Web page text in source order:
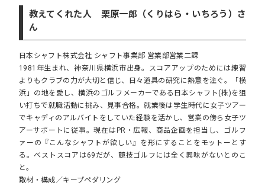
教えてくれた人 栗原一郎（くりはら・いちろう）さ
ん
日本シャフト株式会社 シャフト事業部 営業部営業二課
1981年生まれ、神奈川県横浜市出身。スコアアップのためには練習
よりもクラブの力が大切と信じ、日々道具の研究に熱意を注ぐ。「横
浜」の地を愛し、横浜のゴルフメーカーである日本シャフト(株)を狙
い打ちで就職活動に挑み、見事合格。就業後は学生時代に女子ツアー
でキャディのアルバイトをしていた経験を活かし、営業の傍ら女子ツ
アーサポートに従事。現在はPR・広報、商品企画を担当し、ゴルフ
ァーの『こんなシャフトが欲しい』を形にすることをモットーとす
る。ベストスコアは69だが、競技ゴルフには全く興味がないとのこ
と。
取材・構成／キープペダリング